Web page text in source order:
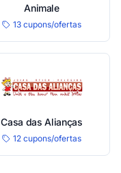
Animale
13 cupons/ofertas
Casa das Alianças
12 cupons/ofertas